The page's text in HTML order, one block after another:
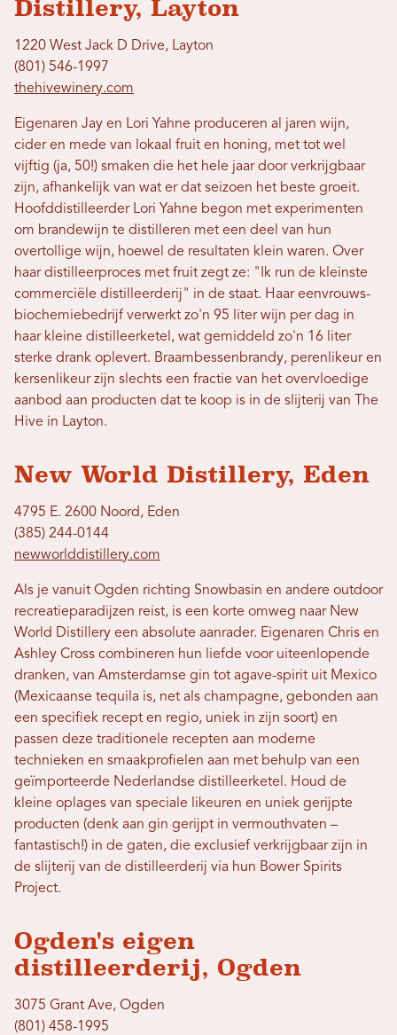
Distillery, Layton
1220 West Jack D Drive, Layton
(801) 546-1997
thehivewinery.com
Eigenaren Jay en Lori Yahne produceren al jaren wijn,
cider en mede van lokaal fruit en honing, met tot wel
vijftig (ja, 50!) smaken die het hele jaar door verkrijgbaar
zijn, afhankelijk van wat er dat seizoen het beste groeit.
Hoofddistilleerder Lori Yahne begon met experimenten
om brandewijn te distilleren met een deel van hun
overtollige wijn, hoewel de resultaten klein waren. Over
haar distilleerproces met fruit zegt ze: "Ik run de kleinste
commerciële distilleerderij" in de staat. Haar eenvrouws-
biochemiebedrijf verwerkt zo'n 95 liter wijn per dag in
haar kleine distilleerketel, wat gemiddeld zo'n 16 liter
sterke drank oplevert. Braambessenbrandy, perenlikeur en
kersenlikeur zijn slechts een fractie van het overvloedige
aanbod aan producten dat te koop is in de slijterij van The
Hive in Layton.
New World Distillery, Eden
4795 E. 2600 Noord, Eden
(385) 244-0144
newworlddistillery.com
Als je vanuit Ogden richting Snowbasin en andere outdoor
recreatieparadijzen reist, is een korte omweg naar New
World Distillery een absolute aanrader. Eigenaren Chris en
Ashley Cross combineren hun liefde voor uiteenlopende
dranken, van Amsterdamse gin tot agave-spirit uit Mexico
(Mexicaanse tequila is, net als champagne, gebonden aan
een specifiek recept en regio, uniek in zijn soort) en
passen deze traditionele recepten aan moderne
technieken en smaakprofielen aan met behulp van een
geïmporteerde Nederlandse distilleerketel. Houd de
kleine oplages van speciale likeuren en uniek gerijpte
producten (denk aan gin gerijpt in vermouthvaten –
fantastisch!) in de gaten, die exclusief verkrijgbaar zijn in
de slijterij van de distilleerderij via hun Bower Spirits
Project.
Ogden's eigen
distilleerderij, Ogden
3075 Grant Ave, Ogden
(801) 458-1995